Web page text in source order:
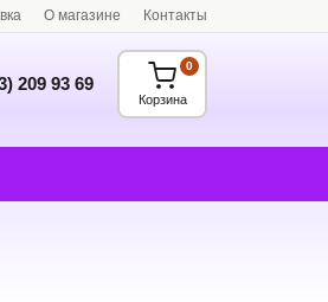
О магазине Контакты
209 93 69
Корзина
0